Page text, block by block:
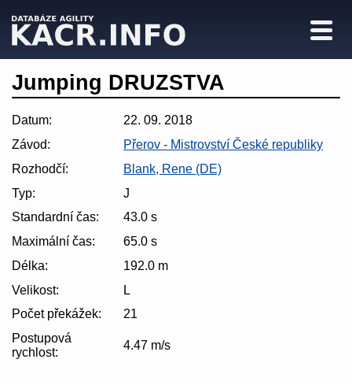
Jumping DRUZSTVA
Datum:
22. 09. 2018
Závod:
Přerov - Mistrovství České republiky
Rozhodčí:
Blank, Rene (DE)
Typ:
J
Standardní čas:
43.0 s
Maximální čas:
65.0 s
Délka:
192.0 m
Velikost:
L
Počet překážek:
21
Postupová
rychlost:
4.47 m/s